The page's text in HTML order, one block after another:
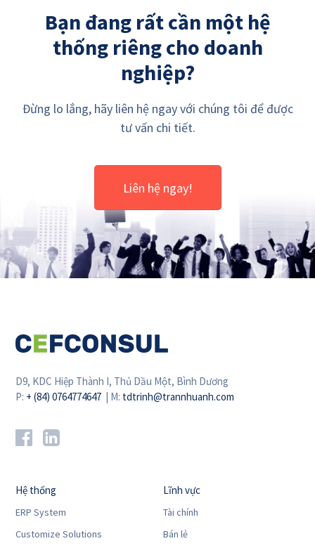
Bạn đang rất cần một hệ
thống riêng cho doanh
nghiệp?
Đừng lo lắng, hãy liên hệ ngay với chúng tôi để được
tư vấn chi tiết.
Liên hệ ngay!
D9, KDC Hiệp Thành I, Thủ Dầu Một, Bình Dương
P: + (84) 0764774647 | M: tdtrinh@trannhuanh.com
Hệ thống
ERP System
Customize Solutions
Lĩnh vực
Tài chính
Bán lẻ